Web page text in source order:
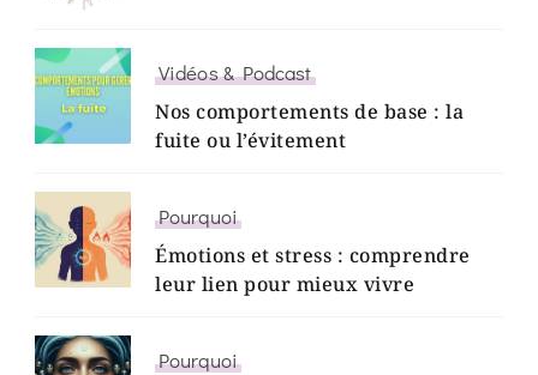
Vidéos & Podcast
Nos comportements de base : la
fuite ou l’évitement
Pourquoi
Émotions et stress : comprendre
leur lien pour mieux vivre
Pourquoi